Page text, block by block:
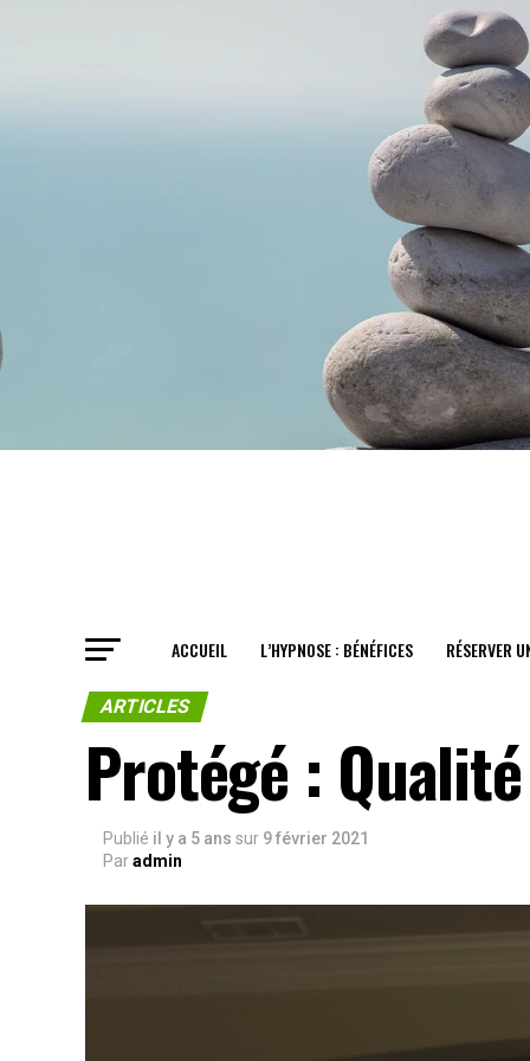
ACCUEIL L’HYPNOSE : BÉNÉFICES RÉSERVER
ARTICLES
Protégé :
Publié il y a 5 ans sur 9 février 2021
Paradmin